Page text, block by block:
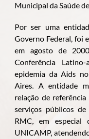
Municipal da Saúde
Por ser uma
Governo Federal, foi
em agosto de
Conferência
epidemia da Aids
Aires. A entidade
relação de
serviços públicos
RMC, em
UNICAMP,